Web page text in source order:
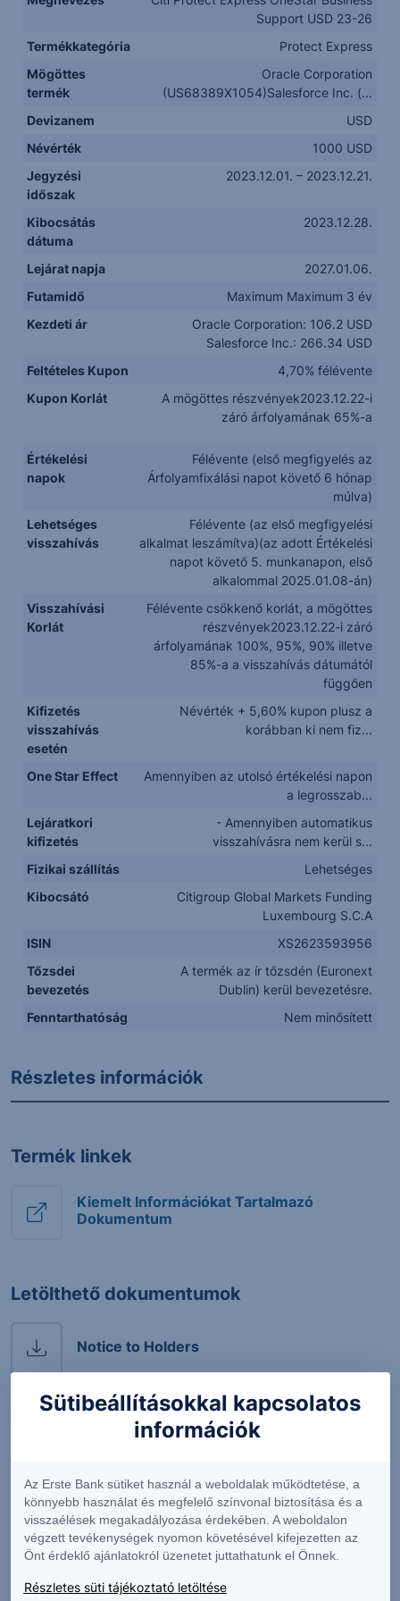
Support USD 23-26
Termékkategória
Protect Express
Mögöttes
termék
Oracle Corporation
(US68389X1054)Salesforce Inc. (...
Devizanem
USD
Névérték
1000 USD
Jegyzési
időszak
2023.12.01. – 2023.12.21.
Kibocsátás
dátuma
2023.12.28.
Lejárat napja
2027.01.06.
Futamidő
Maximum Maximum 3 év
Kezdeti ár
Oracle Corporation: 106.2 USD
Salesforce Inc.: 266.34 USD
Feltételes Kupon
4,70% félévente
Kupon Korlát
A mögöttes részvények2023.12.22-i
záró árfolyamának 65%-a
Értékelési
napok
Félévente (első megfigyelés az
Árfolyamfixálási napot követő 6 hónap
múlva)
Lehetséges
visszahívás
Félévente (az első megfigyelési
alkalmat leszámítva)(az adott Értékelési
napot követő 5. munkanapon, első
alkalommal 2025.01.08-án)
Visszahívási
Korlát
Félévente csökkenő korlát, a mögöttes
részvények2023.12.22-i záró
árfolyamának 100%, 95%, 90% illetve
85%-a a visszahívás dátumától
függően
Kifizetés
visszahívás
esetén
Névérték + 5,60% kupon plusz a
korábban ki nem fiz...
One Star Effect
Amennyiben az utolsó értékelési napon
a legrosszab...
Lejáratkori
kifizetés
- Amennyiben automatikus
visszahívásra nem kerül s...
Fizikai szállítás
Lehetséges
Kibocsátó
Citigroup Global Markets Funding
Luxembourg S.C.A
ISIN
XS2623593956
Tőzsdei
bevezetés
A termék az ír tőzsdén (Euronext
Dublin) kerül bevezetésre.
Fenntarthatóság
Nem minősített
Részletes információk
Termék linkek
Kiemelt Információkat Tartalmazó
Dokumentum
Letölthető dokumentumok
Notice to Holders
Ügyféltájékoztató
Strukturált értékpapírok - Általános
terméktájékoztató
Sütibeállításokkal kapcsolatos
információk
Az Erste Bank sütiket használ a weboldalak működtetése, a
könnyebb használat és megfelelő színvonal biztosítása és a
visszaélések megakadályozása érdekében. A weboldalon
végzett tevékenységek nyomon követésével kifejezetten az
Önt érdeklő ajánlatokról üzenetet juttathatunk el Önnek.
Részletes süti tájékoztató letöltése